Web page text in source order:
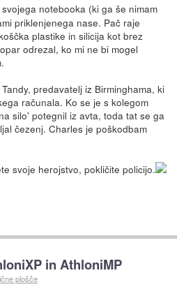
notebooka (ki ga še nimam
priklenjenega nase. Pač raje
plastike in silicija kot brez
odrezal, ko mi ne bi mogel
predavatelj iz Birminghama, ki
računala. Ko se je s kolegom
silo' potegnil iz avta, toda tat se ga
čezenj. Charles je poškodbam
svoje herojstvo, pokličite policijo.
in AthloniMP
plošče